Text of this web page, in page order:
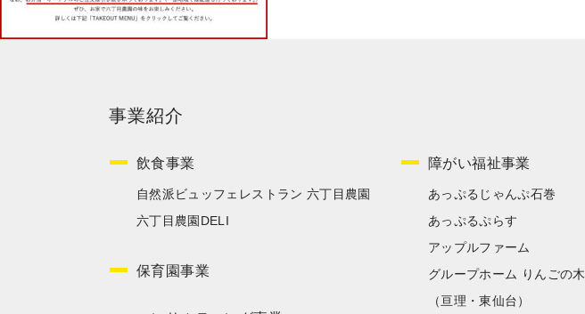
事業紹介
飲食事業
自然派ビュッフェレストラン 六丁目農園
六丁目農園DELI
保育園事業
障がい福祉事業
あっぷるじゃんぷ石巻
あっぷるぷらす
アップルファーム
グループホーム りんごの木
（亘理・東仙台）